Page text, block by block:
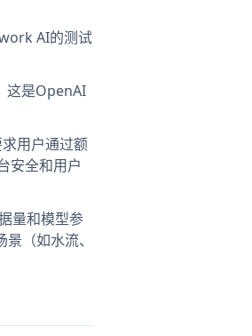
AI的测试
这是OpenAI
用户通过额
安全和用户
量和模型参
（如水流、